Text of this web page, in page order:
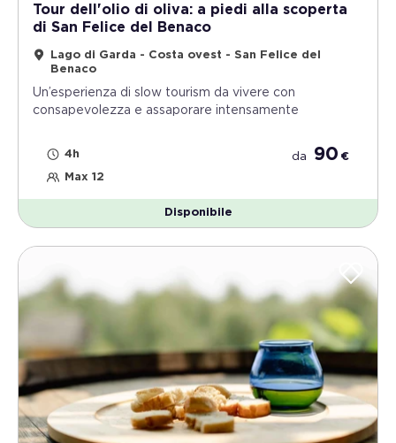
Tour dell'olio di oliva: a piedi alla scoperta
di San Felice del Benaco
Lago di Garda - Costa ovest - San Felice del
Benaco
Un’esperienza di slow tourism da vivere con
consapevolezza e assaporare intensamente
4h
Max 12
da 90 €
Disponibile